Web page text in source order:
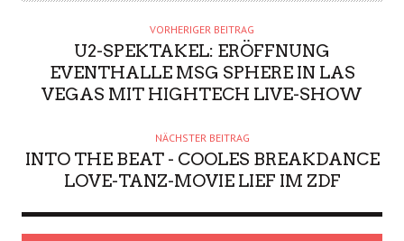
VORHERIGER BEITRAG
U2-SPEKTAKEL: ERÖFFNUNG
EVENTHALLE MSG SPHERE IN LAS
VEGAS MIT HIGHTECH LIVE-SHOW
NÄCHSTER BEITRAG
INTO THE BEAT - COOLES BREAKDANCE
LOVE-TANZ-MOVIE LIEF IM ZDF